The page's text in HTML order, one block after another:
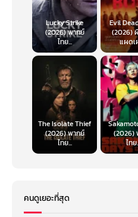
Lucky Strike
(2026) พากย์
ไทย...
Evil
(2026)
แผดเ
The Isolate Thief
(2026) พากย์
ไทย...
(2026)
ไทย
คนดูเยอะที่สุด